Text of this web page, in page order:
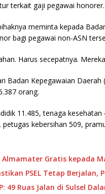
terkait gaji pegawai honorer.
meminta kepada
bagi pegawai non-ASN
Harus secepatnya.
Badan Kepegawaian
orang.
11.485, tenaga
petugas kebersihan 509,
Almamater Gratis kepada
PSEL Tetap Berjalan,
49 Ruas Jalan di Sulsel